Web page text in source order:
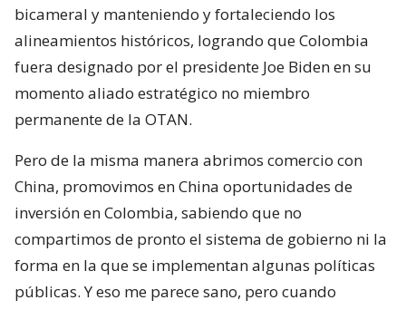
bicameral y manteniendo y fortaleciendo los
alineamientos históricos, logrando que Colombia
fuera designado por el presidente Joe Biden en su
momento aliado estratégico no miembro
permanente de la OTAN.
Pero de la misma manera abrimos comercio con
China, promovimos en China oportunidades de
inversión en Colombia, sabiendo que no
compartimos de pronto el sistema de gobierno ni la
forma en la que se implementan algunas políticas
públicas. Y eso me parece sano, pero cuando